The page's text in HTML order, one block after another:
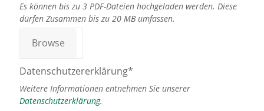
Es können bis zu 3 PDF-Dateien hochgeladen werden. Diese
dürfen Zusammen bis zu 20 MB umfassen.
Browse
Datenschutzererklärung*
Weitere Informationen entnehmen Sie unserer
Datenschutzerklärung.